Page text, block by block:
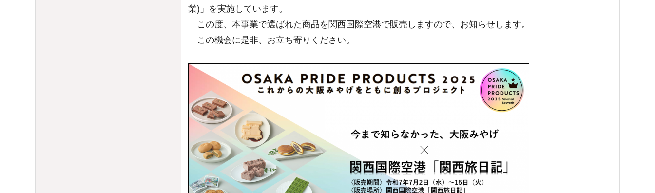
業)」を実施しています。
この度、本事業で選ばれた商品を関西国際空港で販売しますので、お知らせします。
この機会に是非、お立ち寄りください。